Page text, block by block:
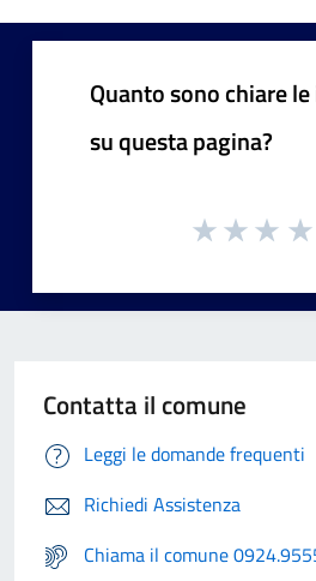
Quanto sono chiare
su questa pagina?
Contatta il comune
Leggi le domande frequenti
Richiedi Assistenza
Chiama il comune